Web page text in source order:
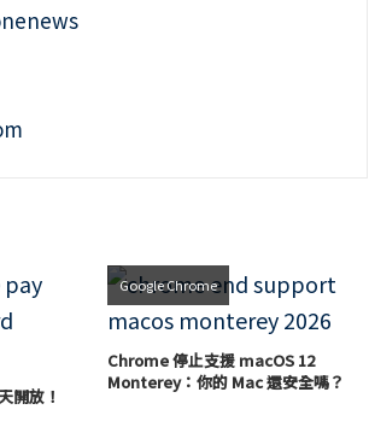
開放！
Google Chrome
Chrome 停止支援 macOS 12
Monterey：你的 Mac 還安全嗎？